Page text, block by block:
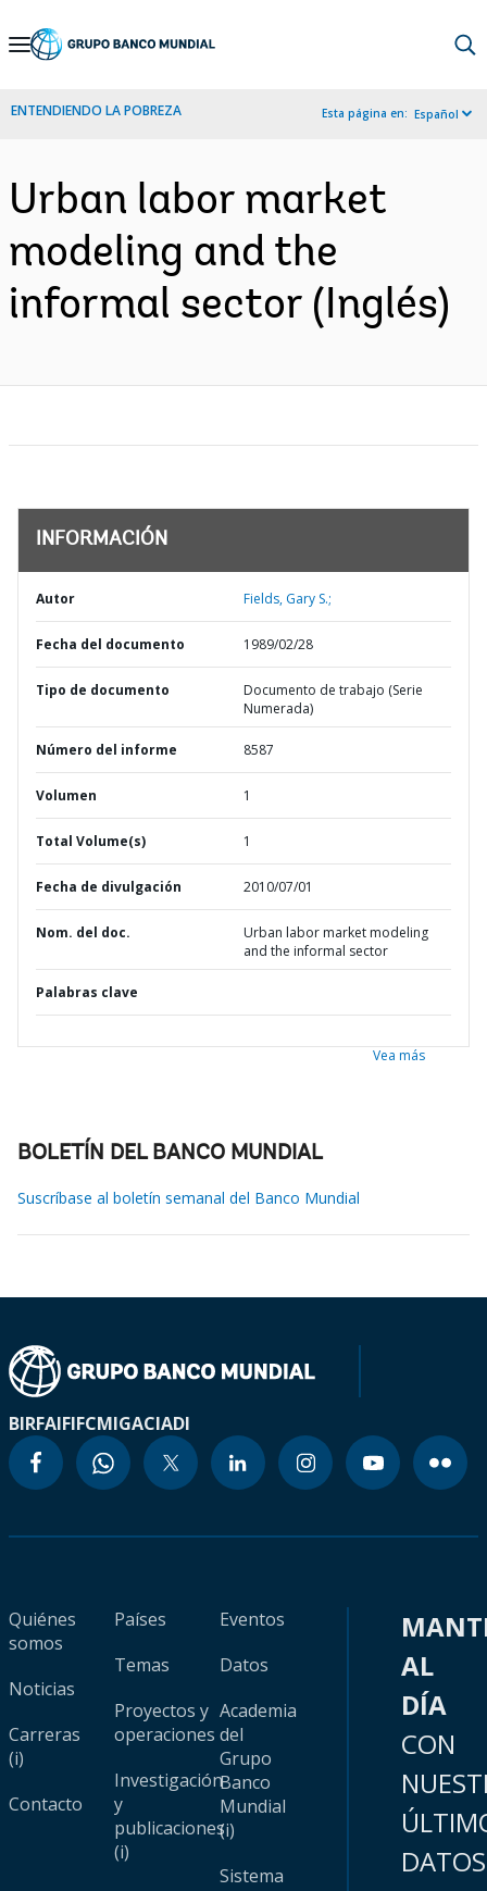
Skip
Navigation
ENTENDIENDO LA POBREZA Esta página en: Español
Urban labor market
modeling and the
informal sector (Inglés)
INFORMACIÓN
Autor Fields, Gary S.;
Fecha del documento 1989/02/28
Tipo de documento
Documento de trabajo (Serie
Numerada)
Número del informe 8587
Volumen 1
Total Volume(s) 1
Fecha de divulgación 2010/07/01
Nom. del doc.
Urban labor market modeling
and the informal sector
Palabras clave
Vea más
BOLETÍN DEL BANCO MUNDIAL
Suscríbase al boletín semanal del Banco Mundial
BIRFAIFIFCMIGACIADI
Quiénes
somos
Noticias
Carreras
(i)
Contacto
Países
Temas
Proyectos y
operaciones
Investigación
y
publicaciones
(i)
Eventos
Datos
Academia
del
Grupo
Banco
Mundial
(i)
Sistema
AL
DÍA
CON
DATOS